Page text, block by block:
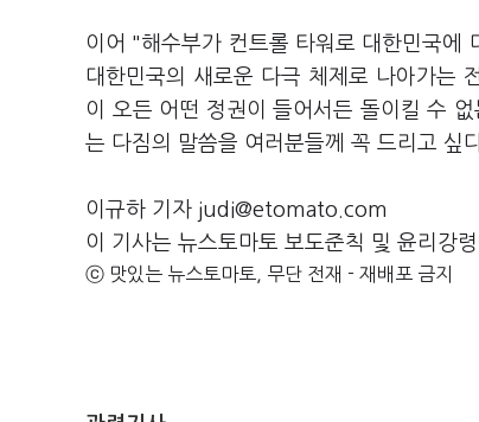
이어 "해수부가 컨트롤 타워로 대한민국에
대한민국의 새로운 다극 체제로 나아가는
이 오든 어떤 정권이 들어서든 돌이킬 수
는 다짐의 말씀을 여러분들께 꼭 드리고 싶
이규하 기자 judi@etomato.com
이 기사는 뉴스토마토 보도준칙 및 윤리강
ⓒ 맛있는 뉴스토마토, 무단 전재 - 재배포 금지